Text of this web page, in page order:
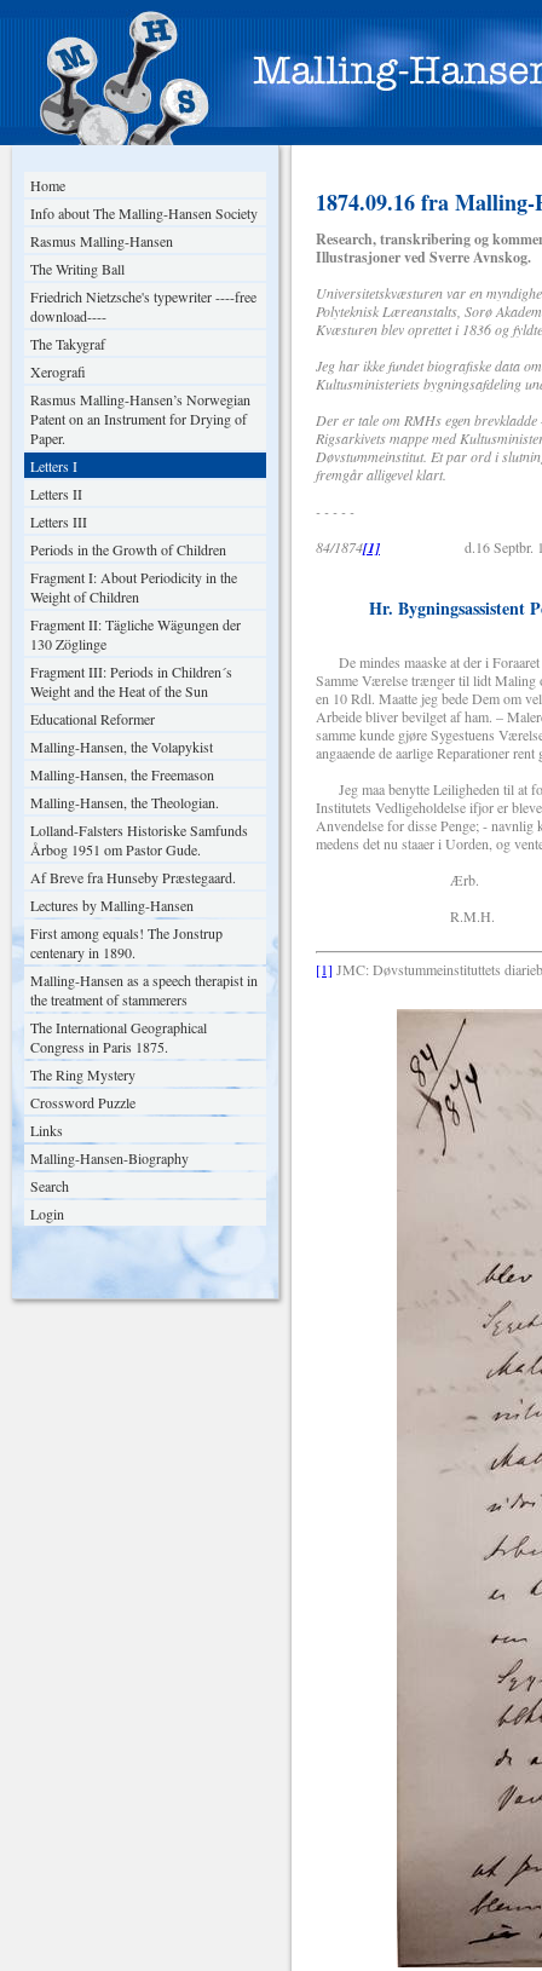
Home
Info about The Malling-Hansen Society
Rasmus Malling-Hansen
The Writing Ball
Friedrich Nietzsche's typewriter ----free
download----
The Takygraf
Xerografi
Rasmus Malling-Hansen’s Norwegian
Patent on an Instrument for Drying of
Paper.
Letters I
Letters II
Letters III
Periods in the Growth of Children
Fragment I: About Periodicity in the
Weight of Children
Fragment II: Tägliche Wägungen der
130 Zöglinge
Fragment III: Periods in Children´s
Weight and the Heat of the Sun
Educational Reformer
Malling-Hansen, the Volapykist
Malling-Hansen, the Freemason
Malling-Hansen, the Theologian.
Lolland-Falsters Historiske Samfunds
Årbog 1951 om Pastor Gude.
Af Breve fra Hunseby Præstegaard.
Lectures by Malling-Hansen
First among equals! The Jonstrup
centenary in 1890.
Malling-Hansen as a speech therapist in
the treatment of stammerers
The International Geographical
Congress in Paris 1875.
The Ring Mystery
Crossword Puzzle
Links
Malling-Hansen-Biography
Search
Login
1874.09.16 fra Malling-
Research, transkribering og
Illustrasjoner ved Sverre Avnskog.
Universitetskvæsturen var en
Polyteknisk Læreanstalts, Sorø
Kvæsturen blev oprettet i 1836 og
Jeg har ikke fundet biografiske data
Kultusministeriets bygningsafdeling
Der er tale om RMHs egen
Rigsarkivets mappe med
Døvstummeinstitut. Et par ord i
fremgår alligevel klart.
- - - - -
84/1874[1] d.16 Septbr.
Hr. Bygningsassistent
De mindes maaske at der i
Samme Værelse trænger til lidt Maling
en 10 Rdl. Maatte jeg bede Dem om
Arbeide bliver bevilget af ham. –
samme kunde gjøre Sygestuens
angaaende de aarlige Reparationer
Jeg maa benytte Leiligheden til at
Institutets Vedligeholdelse ifjor er
Anvendelse for disse Penge; -
medens det nu staaer i Uorden, og
Ærb.
R.M.H.
[1] JMC: Døvstummeinstituttets